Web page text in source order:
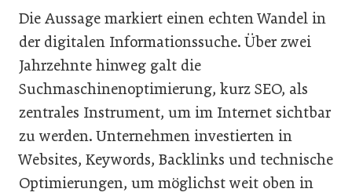
Die Aussage markiert einen echten Wandel in
der digitalen Informationssuche. Über zwei
Jahrzehnte hinweg galt die
Suchmaschinenoptimierung, kurz SEO, als
zentrales Instrument, um im Internet sichtbar
zu werden. Unternehmen investierten in
Websites, Keywords, Backlinks und technische
Optimierungen, um möglichst weit oben in